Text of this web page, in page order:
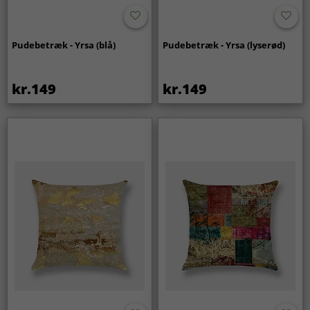
Pudebetræk - Yrsa (blå)
kr.149
Pudebetræk - Yrsa (lyserød)
kr.149